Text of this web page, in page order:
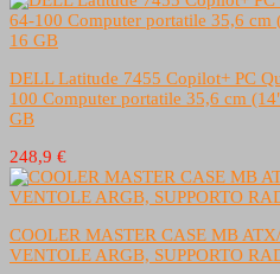
DELL Latitude 7455 Copilot+ PC
100 Computer portatile 35,6 cm
GB
248,9 €
COOLER MASTER CASE MB
VENTOLE ARGB, SUPPORTO